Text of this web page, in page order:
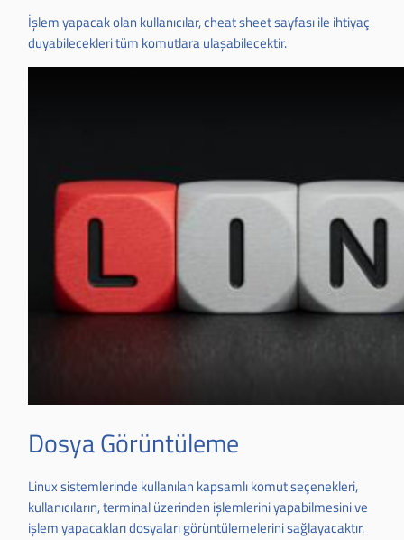
İşlem yapacak olan kullanıcılar, cheat sheet sayfası ile ihtiyaç
duyabilecekleri tüm komutlara ulaşabilecektir.
Dosya Görüntüleme
Linux sistemlerinde kullanılan kapsamlı komut seçenekleri,
kullanıcıların, terminal üzerinden işlemlerini yapabilmesini ve
işlem yapacakları dosyaları görüntülemelerini sağlayacaktır.